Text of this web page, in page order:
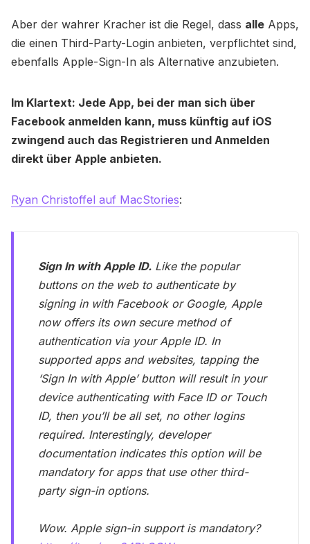
Aber der wahrer Kracher ist die Regel, dass alle Apps,
die einen Third-Party-Login anbieten, verpflichtet sind,
ebenfalls Apple-Sign-In als Alternative anzubieten.
Im Klartext: Jede App, bei der man sich über
Facebook anmelden kann, muss künftig auf iOS
zwingend auch das Registrieren und Anmelden
direkt über Apple anbieten.
Ryan Christoffel auf MacStories:
Sign In with Apple ID. Like the popular
buttons on the web to authenticate by
signing in with Facebook or Google, Apple
now offers its own secure method of
authentication via your Apple ID. In
supported apps and websites, tapping the
‘Sign In with Apple’ button will result in your
device authenticating with Face ID or Touch
ID, then you’ll be all set, no other logins
required. Interestingly, developer
documentation indicates this option will be
mandatory for apps that use other third-
party sign-in options.
Wow. Apple sign-in support is mandatory?